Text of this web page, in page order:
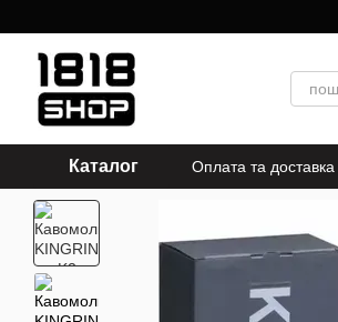
Каталог Оплата та доставка